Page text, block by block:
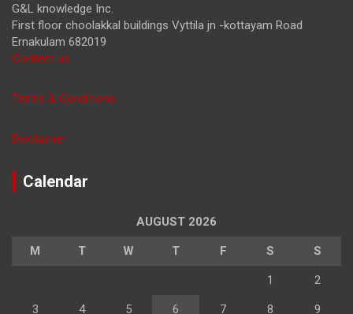
G&L knowledge Inc.
First floor choolakkal buildings Vyttila jn -kottayam Road
Ernakulam 682019
Contact us
Terms & Conditions
Disclaimer
Calendar
AUGUST 2026
M T W T F S S
1 2
3 4 5 6 7 8 9